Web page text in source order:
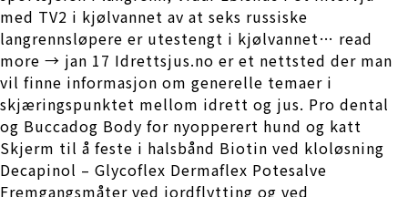
med TV2 i kjølvannet av at seks russiske
langrennsløpere er utestengt i kjølvannet… read
more → jan 17 Idrettsjus.no er et nettsted der man
vil finne informasjon om generelle temaer i
skjæringspunktet mellom idrett og jus. Pro dental
og Buccadog Body for nyopperert hund og katt
Skjerm til å feste i halsbånd Biotin ved kloløsning
Decapinol – Glycoflex Dermaflex Potesalve
Fremgangsmåter ved jordflytting og ved